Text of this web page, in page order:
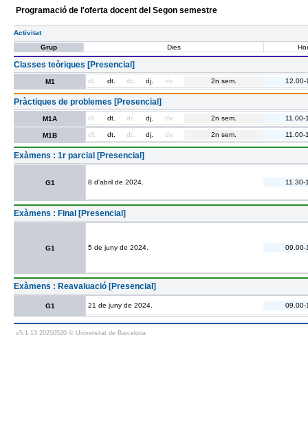
Programació de l'oferta docent del Segon semestre
Activitat
Grup
Dies
Classes teòriques [Presencial]
M1 dl. dt. dc. dj. dv. 2n sem. 12.00-
Pràctiques de problemes [Presencial]
M1A dl. dt. dc. dj. dv. 2n sem. 11.00-
M1B dl. dt. dc. dj. dv. 2n sem. 11.00-
Exàmens : 1r parcial [Presencial]
G1 8 d’abril de 2024. 11.30-
Exàmens : Final [Presencial]
G1 5 de juny de 2024. 09.00-
Exàmens : Reavaluació [Presencial]
G1 21 de juny de 2024. 09.00-
v5.1.13 20250520 © Universitat de Barcelona